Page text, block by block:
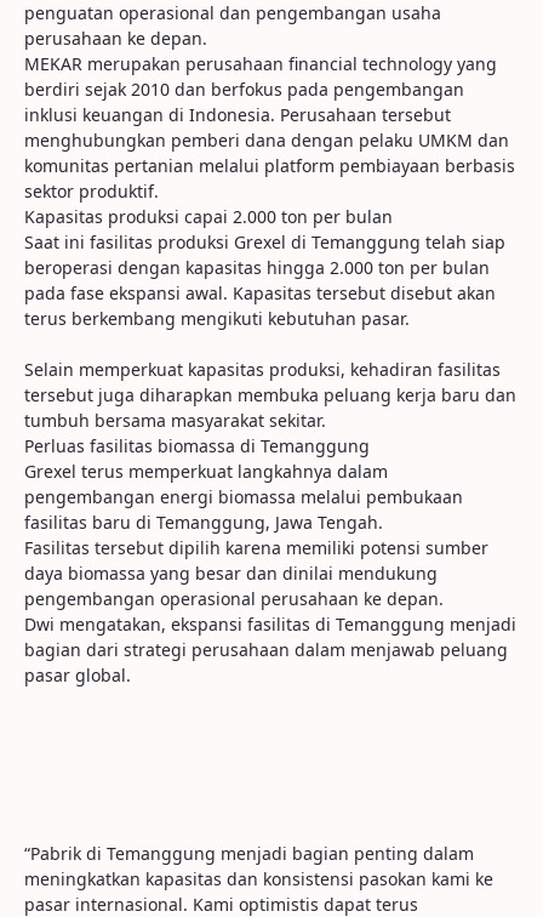
penguatan operasional dan pengembangan usaha
perusahaan ke depan.
MEKAR merupakan perusahaan financial technology yang
berdiri sejak 2010 dan berfokus pada pengembangan
inklusi keuangan di Indonesia. Perusahaan tersebut
menghubungkan pemberi dana dengan pelaku UMKM dan
komunitas pertanian melalui platform pembiayaan berbasis
sektor produktif.
Kapasitas produksi capai 2.000 ton per bulan
Saat ini fasilitas produksi Grexel di Temanggung telah siap
beroperasi dengan kapasitas hingga 2.000 ton per bulan
pada fase ekspansi awal. Kapasitas tersebut disebut akan
terus berkembang mengikuti kebutuhan pasar.
Selain memperkuat kapasitas produksi, kehadiran fasilitas
tersebut juga diharapkan membuka peluang kerja baru dan
tumbuh bersama masyarakat sekitar.
Perluas fasilitas biomassa di Temanggung
Grexel terus memperkuat langkahnya dalam
pengembangan energi biomassa melalui pembukaan
fasilitas baru di Temanggung, Jawa Tengah.
Fasilitas tersebut dipilih karena memiliki potensi sumber
daya biomassa yang besar dan dinilai mendukung
pengembangan operasional perusahaan ke depan.
Dwi mengatakan, ekspansi fasilitas di Temanggung menjadi
bagian dari strategi perusahaan dalam menjawab peluang
pasar global.
“Pabrik di Temanggung menjadi bagian penting dalam
meningkatkan kapasitas dan konsistensi pasokan kami ke
pasar internasional. Kami optimistis dapat terus